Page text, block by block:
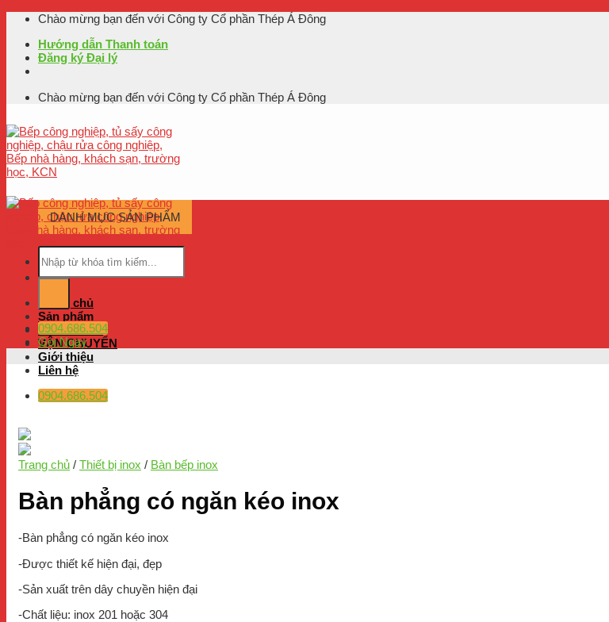
Skip
content
Chào mừng bạn đến với Công ty Cổ phần Thép Á Đông
Hướng dẫn Thanh toán
Đăng ký Đại lý
Chào mừng bạn đến với Công ty Cổ phần Thép Á Đông
Trang chủ
Sản phẩm
BẢO HÀNH
VẬN CHUYỂN
Giới thiệu
Liên hệ
0904.686.504
DANH MỤC SẢN PHẨM
0904.686.504
Gọi Ngay
Trang chủ / Thiết bị inox / Bàn bếp inox
Bàn phẳng có ngăn kéo inox
-Bàn phẳng có ngăn kéo inox
-Được thiết kế hiện đại, đẹp
-Sản xuất trên dây chuyền hiện đại
-Chất liệu: inox 201 hoặc 304